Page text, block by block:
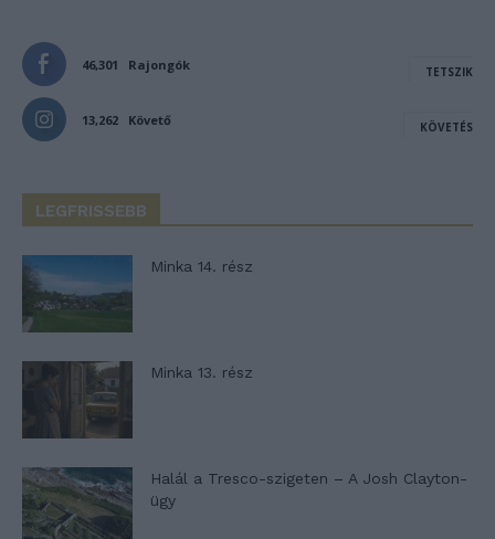
46,301 Rajongók TETSZIK
13,262 Követő KÖVETÉS
LEGFRISSEBB
Minka 14. rész
Minka 13. rész
Halál a Tresco-szigeten – A Josh Clayton-
ügy